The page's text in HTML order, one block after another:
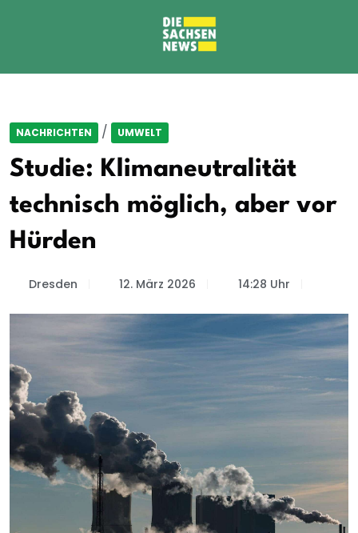
NACHRICHTEN / UMWELT
Studie: Klimaneutralität
technisch möglich, aber vor
Hürden
Dresden 12. März 2026 14:28 Uhr